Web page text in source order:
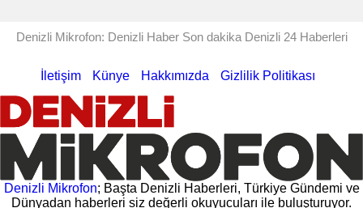
Denizli Mikrofon: Denizli Haber Son dakika Denizli 24 Haberleri
İletişim Künye Hakkımızda Gizlilik Politikası
Denizli Mikrofon; Başta Denizli Haberleri, Türkiye Gündemi ve
Dünyadan haberleri siz değerli okuyucuları ile buluşturuyor.